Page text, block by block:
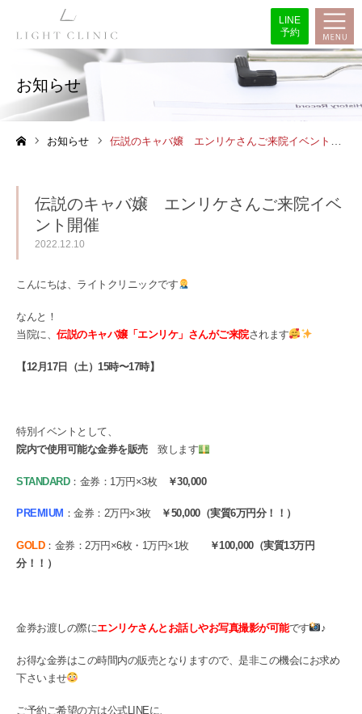
LINE
予約
お知らせ
お知らせ 伝説のキャバ嬢 エンリケさんご来院イベント開催
伝説のキャバ嬢 エンリケさんご来院イベ
ント開催
2022.12.10
こんにちは、ライトクリニックです
なんと！
当院に、 伝説のキャバ嬢「エンリケ」さんがご来院されます
【12月17日（土）15時〜17時】
特別イベントとして、
院内で使用可能な金券を販売 致します
STANDARD：金券：1万円×3枚 ￥30,000
PREMIUM ：金券：2万円×3枚￥50,000（実質6万円分！！）
GOLD：金券：2万円×6枚・1万円×1枚
￥100,000（実質13万円
分！！）
金券お渡しの際にエンリケさんとお話しやお写真撮影が可能です ♪
お得な金券はこの時間内の販売となりますので、是非この機会にお求め
下さいませ
ご予約ご希望の方は公式LINEに、